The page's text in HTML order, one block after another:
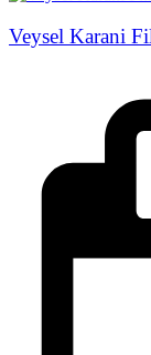
Veysel Karani